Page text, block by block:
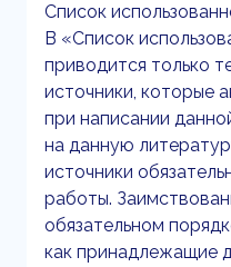
Список
В «Список
приводится только
источники, которые
при написании
на данную
источники
работы.
обязательном
как принадлежащие